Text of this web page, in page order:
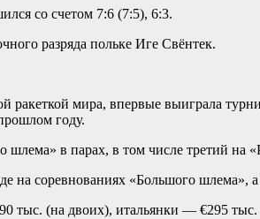
со счетом 7:6 (7:5), 6:3.
разряда польке Иге Свёнтек.
ракеткой мира, впервые выиграла
году.
в парах, в том числе третий на
на соревнованиях «Большого
тыс. (на двоих), итальянки — €295 тыс.